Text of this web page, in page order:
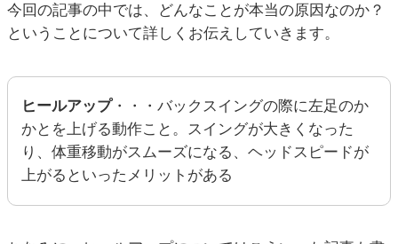
今回の記事の中では、どんなことが本当の原因なのか？
ということについて詳しくお伝えしていきます。
ヒールアップ・・・バックスイングの際に左足のか
かとを上げる動作こと。スイングが大きくなった
り、体重移動がスムーズになる、ヘッドスピードが
上がるといったメリットがある